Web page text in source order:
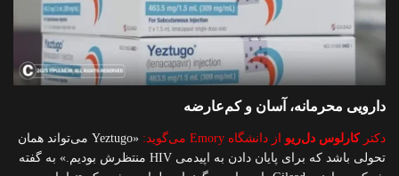
دارویی محرمانه، آسان و کم‌عارضه
دکترکارلوس دل‌ریو از دانشگاه Emory می‌گوید:
«Yeztugo می‌تواند همان
تحولی باشد که برای پایان دادن به اپیدمی HIV منتظرش بودیم.» به گفته